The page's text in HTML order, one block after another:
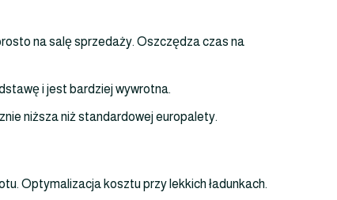
na salę sprzedaży. Oszczędza czas na
i jest bardziej wywrotna.
niższa niż standardowej europalety.
Optymalizacja kosztu przy lekkich ładunkach.